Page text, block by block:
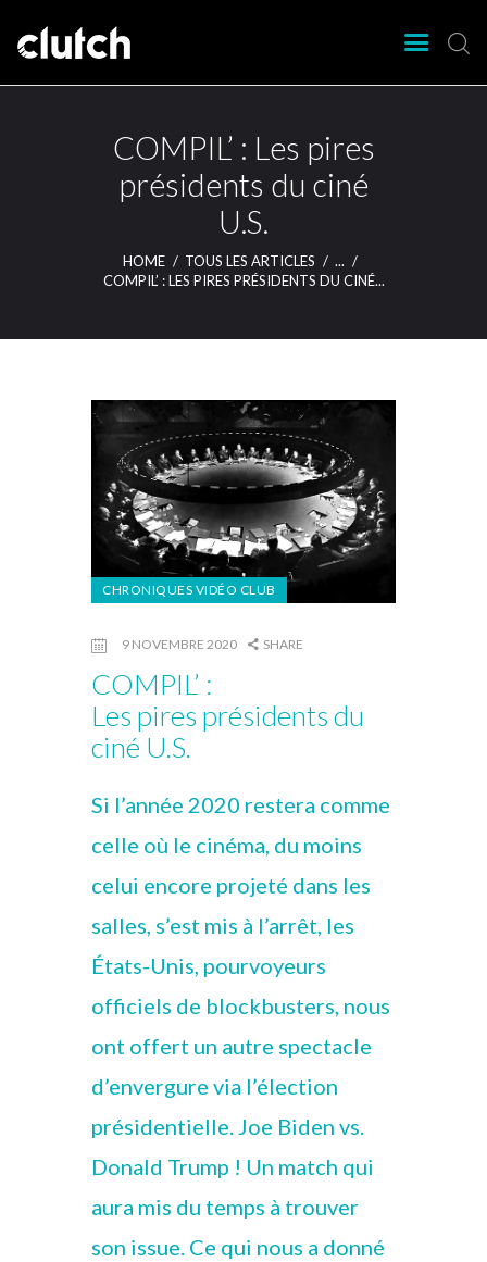
COMPIL’ : Les pires
présidents du ciné
U.S.
HOME TOUS LES ARTICLES
...
COMPIL’ : LES PIRES PRÉSIDENTS DU CINÉ...
Clutch Webzine
Agenda
Nos éditions
Magazine
Lieux
CHRONIQUES VIDÉO CLUB
9 NOVEMBRE 2020 SHARE
COMPIL’ :
Les pires présidents du
ciné U.S.
Si l’année 2020 restera comme
celle où le cinéma, du moins
celui encore projeté dans les
salles, s’est mis à l’arrêt, les
États-Unis, pourvoyeurs
officiels de blockbusters, nous
ont offert un autre spectacle
d’envergure via l’élection
présidentielle. Joe Biden vs.
Donald Trump ! Un match qui
aura mis du temps à trouver
son issue. Ce qui nous a donné